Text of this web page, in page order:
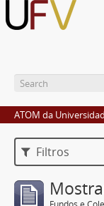
ATOM da
Filtros